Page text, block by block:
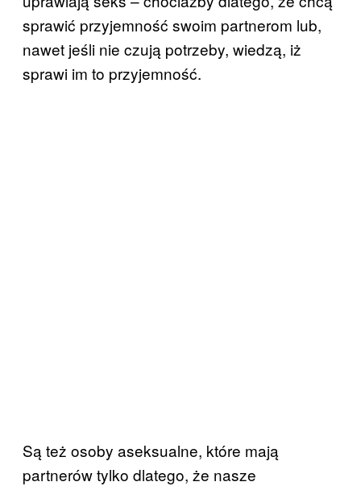
sprawić przyjemność swoim partnerom lub,
nawet jeśli nie czują potrzeby, wiedzą, iż
sprawi im to przyjemność.
Są też osoby aseksualne, które mają
partnerów tylko dlatego, że nasze